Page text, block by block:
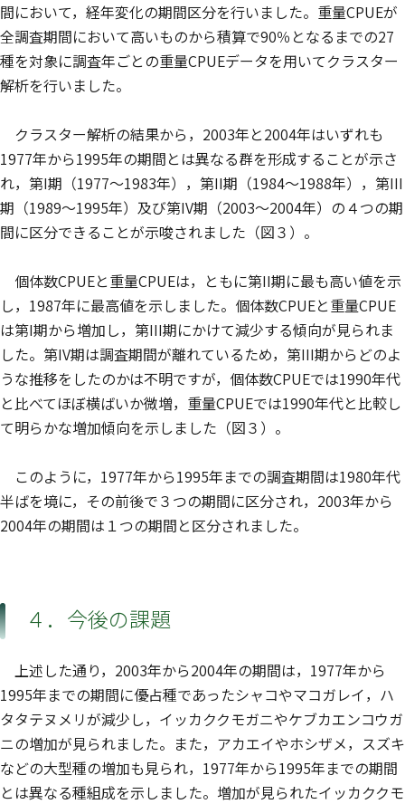
間において，経年変化の期間区分を行いました。重量CPUEが
全調査期間において高いものから積算で90％となるまでの27
種を対象に調査年ごとの重量CPUEデータを用いてクラスター
解析を行いました。
クラスター解析の結果から，2003年と2004年はいずれも
1977年から1995年の期間とは異なる群を形成することが示さ
れ，第I期（1977～1983年），第II期（1984～1988年），第III
期（1989～1995年）及び第IV期（2003～2004年）の４つの期
間に区分できることが示唆されました（図３）。
個体数CPUEと重量CPUEは，ともに第II期に最も高い値を示
し，1987年に最高値を示しました。個体数CPUEと重量CPUE
は第I期から増加し，第III期にかけて減少する傾向が見られま
した。第IV期は調査期間が離れているため，第III期からどのよ
うな推移をしたのかは不明ですが，個体数CPUEでは1990年代
と比べてほぼ横ばいか微増，重量CPUEでは1990年代と比較し
て明らかな増加傾向を示しました（図３）。
このように，1977年から1995年までの調査期間は1980年代
半ばを境に，その前後で３つの期間に区分され，2003年から
2004年の期間は１つの期間と区分されました。
４．今後の課題
上述した通り，2003年から2004年の期間は，1977年から
1995年までの期間に優占種であったシャコやマコガレイ，ハ
タタテヌメリが減少し，イッカククモガニやケブカエンコウガ
ニの増加が見られました。また，アカエイやホシザメ，スズキ
などの大型種の増加も見られ，1977年から1995年までの期間
とは異なる種組成を示しました。増加が見られたイッカククモ